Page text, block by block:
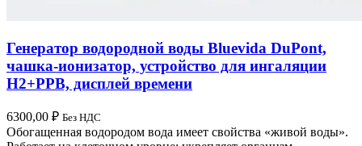
Генератор водородной воды Bluevida DuPont,
чашка-ионизатор, устройство для ингаляции
H2+PPB, дисплей времени
6300,00 ₽ Без НДС
Обогащенная водородом вода имеет свойства «живой воды».